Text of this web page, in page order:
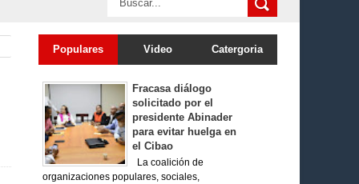
Populares Video Catergoria
Fracasa diálogo
solicitado por el
presidente Abinader
para evitar huelga en
el Cibao
La coalición de
organizaciones populares, sociales,